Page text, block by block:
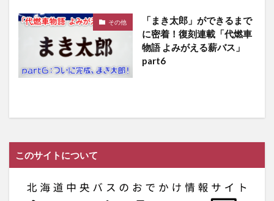
その他
「まき太郎」ができるまで
に密着！復刻連載「代燃車
物語 よみがえる薪バス」
part6
このサイトについて